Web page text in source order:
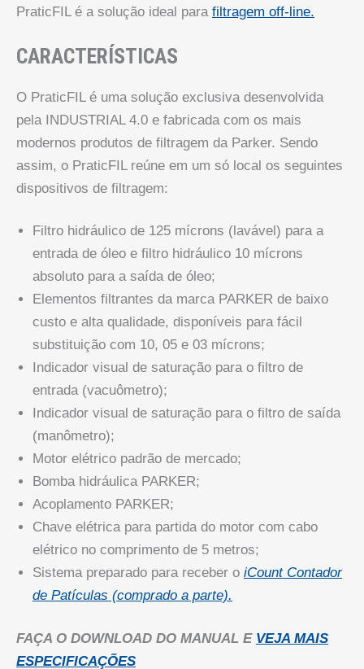
PraticFIL é a solução ideal para filtragem off-line.
CARACTERÍSTICAS
O PraticFIL é uma solução exclusiva desenvolvida
pela INDUSTRIAL 4.0 e fabricada com os mais
modernos produtos de filtragem da Parker. Sendo
assim, o PraticFIL reúne em um só local os seguintes
dispositivos de filtragem:
Filtro hidráulico de 125 mícrons (lavável) para a
entrada de óleo e filtro hidráulico 10 mícrons
absoluto para a saída de óleo;
Elementos filtrantes da marca PARKER de baixo
custo e alta qualidade, disponíveis para fácil
substituição com 10, 05 e 03 mícrons;
Indicador visual de saturação para o filtro de
entrada (vacuômetro);
Indicador visual de saturação para o filtro de saída
(manômetro);
Motor elétrico padrão de mercado;
Bomba hidráulica PARKER;
Acoplamento PARKER;
Chave elétrica para partida do motor com cabo
elétrico no comprimento de 5 metros;
Sistema preparado para receber o iCount Contador
de Patículas (comprado a parte).
FAÇA O DOWNLOAD DO MANUAL E VEJA MAIS
ESPECIFICAÇÕES